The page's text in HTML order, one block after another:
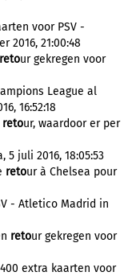
voor PSV -
2016, 21:00:48
retour gekregen voor
League al
16:52:18
retour, waardoor er per
5 juli 2016, 18:05:53
retour à Chelsea pour
- Atletico Madrid in
retour gekregen voor
extra kaarten voor